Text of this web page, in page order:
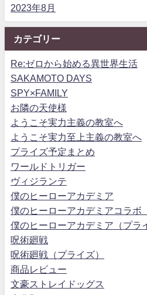
2023年8月
カテゴリー
Re:ゼロから始める異世界生活
SAKAMOTO DAYS
SPY×FAMILY
お隣の天使様
ようこそ実力主義の教室へ
ようこそ実力至上主義の教室へ
プライズ予定まとめ
ワールドトリガー
ヴィジランテ
僕のヒーローアカデミア
僕のヒーローアカデミアコラボ
僕のヒーローアカデミア（プラ
呪術廻戦
呪術廻戦（プライズ）
商品レビュー
文豪ストレイドッグス